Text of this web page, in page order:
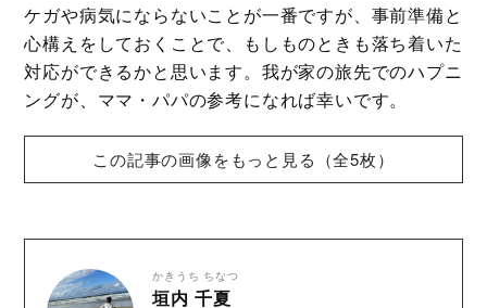
ケガや病気にならないことが一番ですが、事前準備と
心構えをしておくことで、もしものときも落ち着いた
対応ができるかと思います。我が家の旅先でのハプニ
ングが、ママ・パパの参考になれば幸いです。
この記事の画像をもっと見る（全5枚）
かきうち ちなつ
垣内 千夏